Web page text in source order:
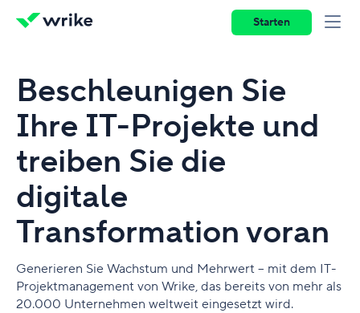
Starten
Beschleunigen Sie
Ihre IT-Projekte und
treiben Sie die
digitale
Transformation voran
Generieren Sie Wachstum und Mehrwert – mit dem IT-
Projektmanagement von Wrike, das bereits von mehr als
20.000 Unternehmen weltweit eingesetzt wird.